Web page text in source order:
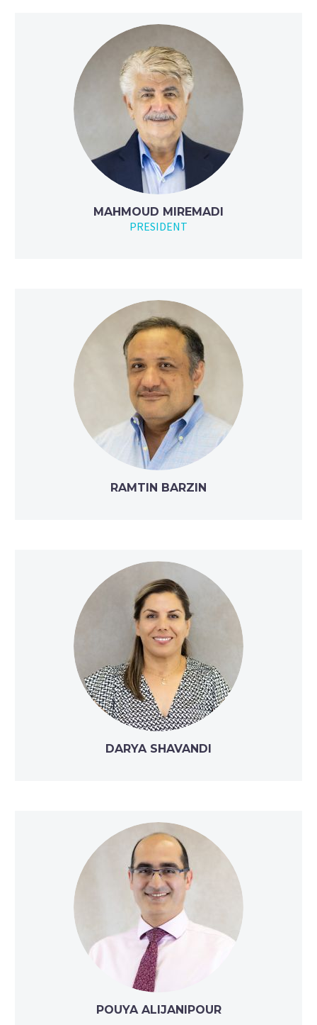
MAHMOUD MIREMADI
PRESIDENT
RAMTIN BARZIN
DARYA SHAVANDI
POUYA ALIJANIPOUR